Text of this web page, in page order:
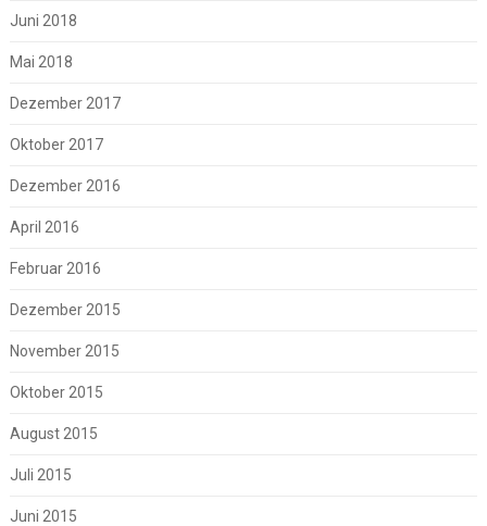
Juni 2018
Mai 2018
Dezember 2017
Oktober 2017
Dezember 2016
April 2016
Februar 2016
Dezember 2015
November 2015
Oktober 2015
August 2015
Juli 2015
Juni 2015